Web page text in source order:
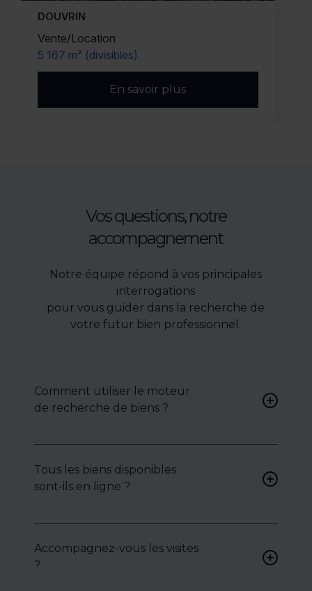
DOUVRIN
Vente/Location
5 167 m² (divisibles)
En savoir plus
Vos questions, notre
accompagnement
Notre équipe répond à vos principales
interrogations
pour vous guider dans la recherche de
votre futur bien professionnel.
Comment utiliser le moteur
de recherche de biens ?
pour accéder à une liste de
biens ciblés.
Tous les biens disponibles
sont-ils en ligne ?
toute confidentialité :
contactez-nous pour y
Accompagnez-vous les visites
?